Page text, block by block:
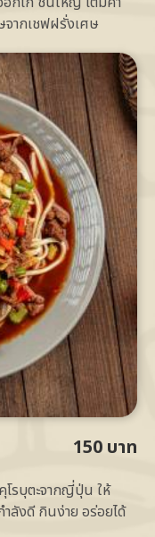
จากเชฟฝรั่งเศษ
150 บาท
รบุตะจากญี่ปุ่น ให้
ลังดี กินง่าย อร่อยได้